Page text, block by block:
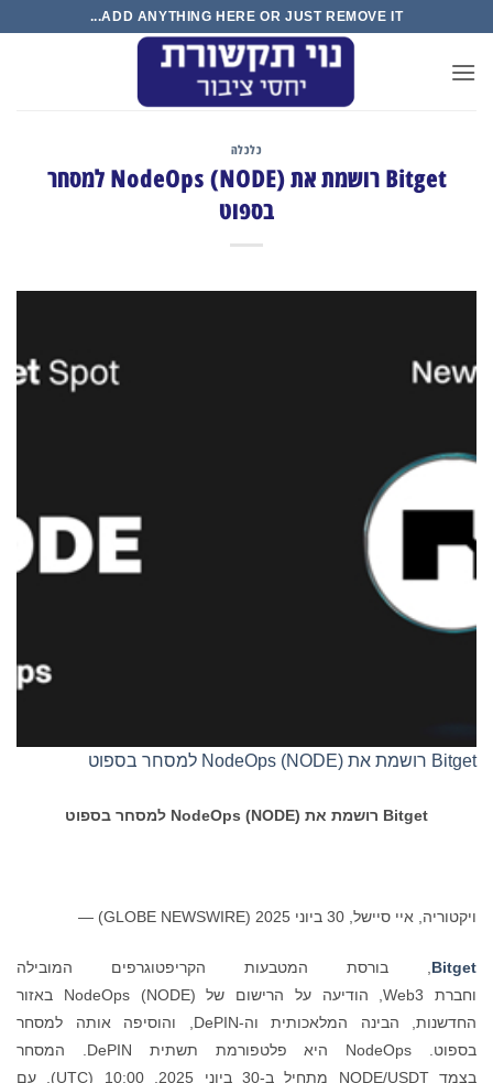
ADD ANYTHING HERE OR JUST REMOVE IT...
כלכלה
Bitget רושמת את NodeOps (NODE) ​​למסחר
בספוט
Bitget רושמת את NodeOps (NODE) ​​למסחר בספוט
Bitgetרושמת את NodeOps (NODE למסחר בספוט
ויקטוריה, איי סיישל, 30 ביוני 2025 (GLOBE NEWSWIRE) —
Bitget, בורסת המטבעות הקריפטוגרפים המובילה
וחברת Web3, הודיעה על הרישום של NodeOps (NODE) ​​באזור
החדשנות, הבינה המלאכותית וה-DePIN, והוסיפה אותה למסחר
בספוט. NodeOps היא פלטפורמת תשתית DePIN. המסחר
בצמד NODE/USDT מתחיל ב-30 ביוני 2025, 10:00 (UTC), עם